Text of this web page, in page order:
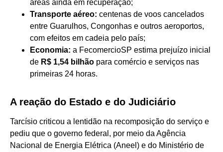
áreas ainda em recuperação;
Transporte aéreo: centenas de voos cancelados
entre Guarulhos, Congonhas e outros aeroportos,
com efeitos em cadeia pelo país;
Economia: a FecomercioSP estima prejuízo inicial
de R$ 1,54 bilhão para comércio e serviços nas
primeiras 24 horas.
A reação do Estado e do Judiciário
Tarcísio criticou a lentidão na recomposição do serviço e
pediu que o governo federal, por meio da Agência
Nacional de Energia Elétrica (Aneel) e do Ministério de